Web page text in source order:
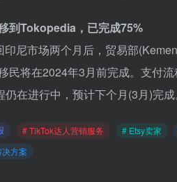
到Tokopedia，已完成75%
尼市场两个月后，贸易部
民将在2024年3月前完成。支付
在进行中，预计下个月(3月)完成
# TikTok达人营销服务 # Etsy卖家
方案